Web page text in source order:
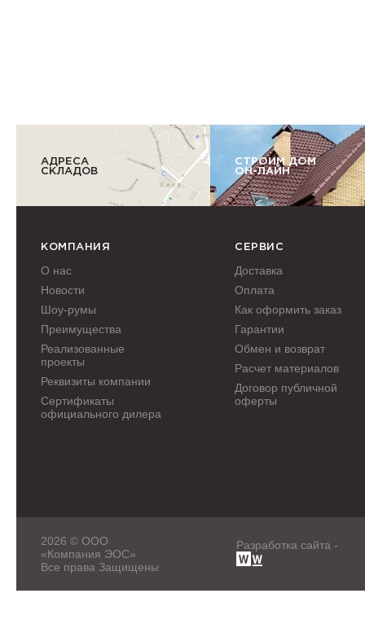
АДРЕСА
СКЛАДОВ
СТРОИМ ДОМ
ОН-ЛАЙН
КОМПАНИЯ
О нас
Новости
Шоу-румы
Преимущества
Реализованные
проекты
Реквизиты компании
Сертификаты
официального дилера
СЕРВИС
Доставка
Оплата
Как оформить заказ
Гарантии
Обмен и возврат
Расчет материалов
Договор публичной
оферты
2026 © ООО
«Компания ЭОС»
Все права Защищены
Разработка сайта -